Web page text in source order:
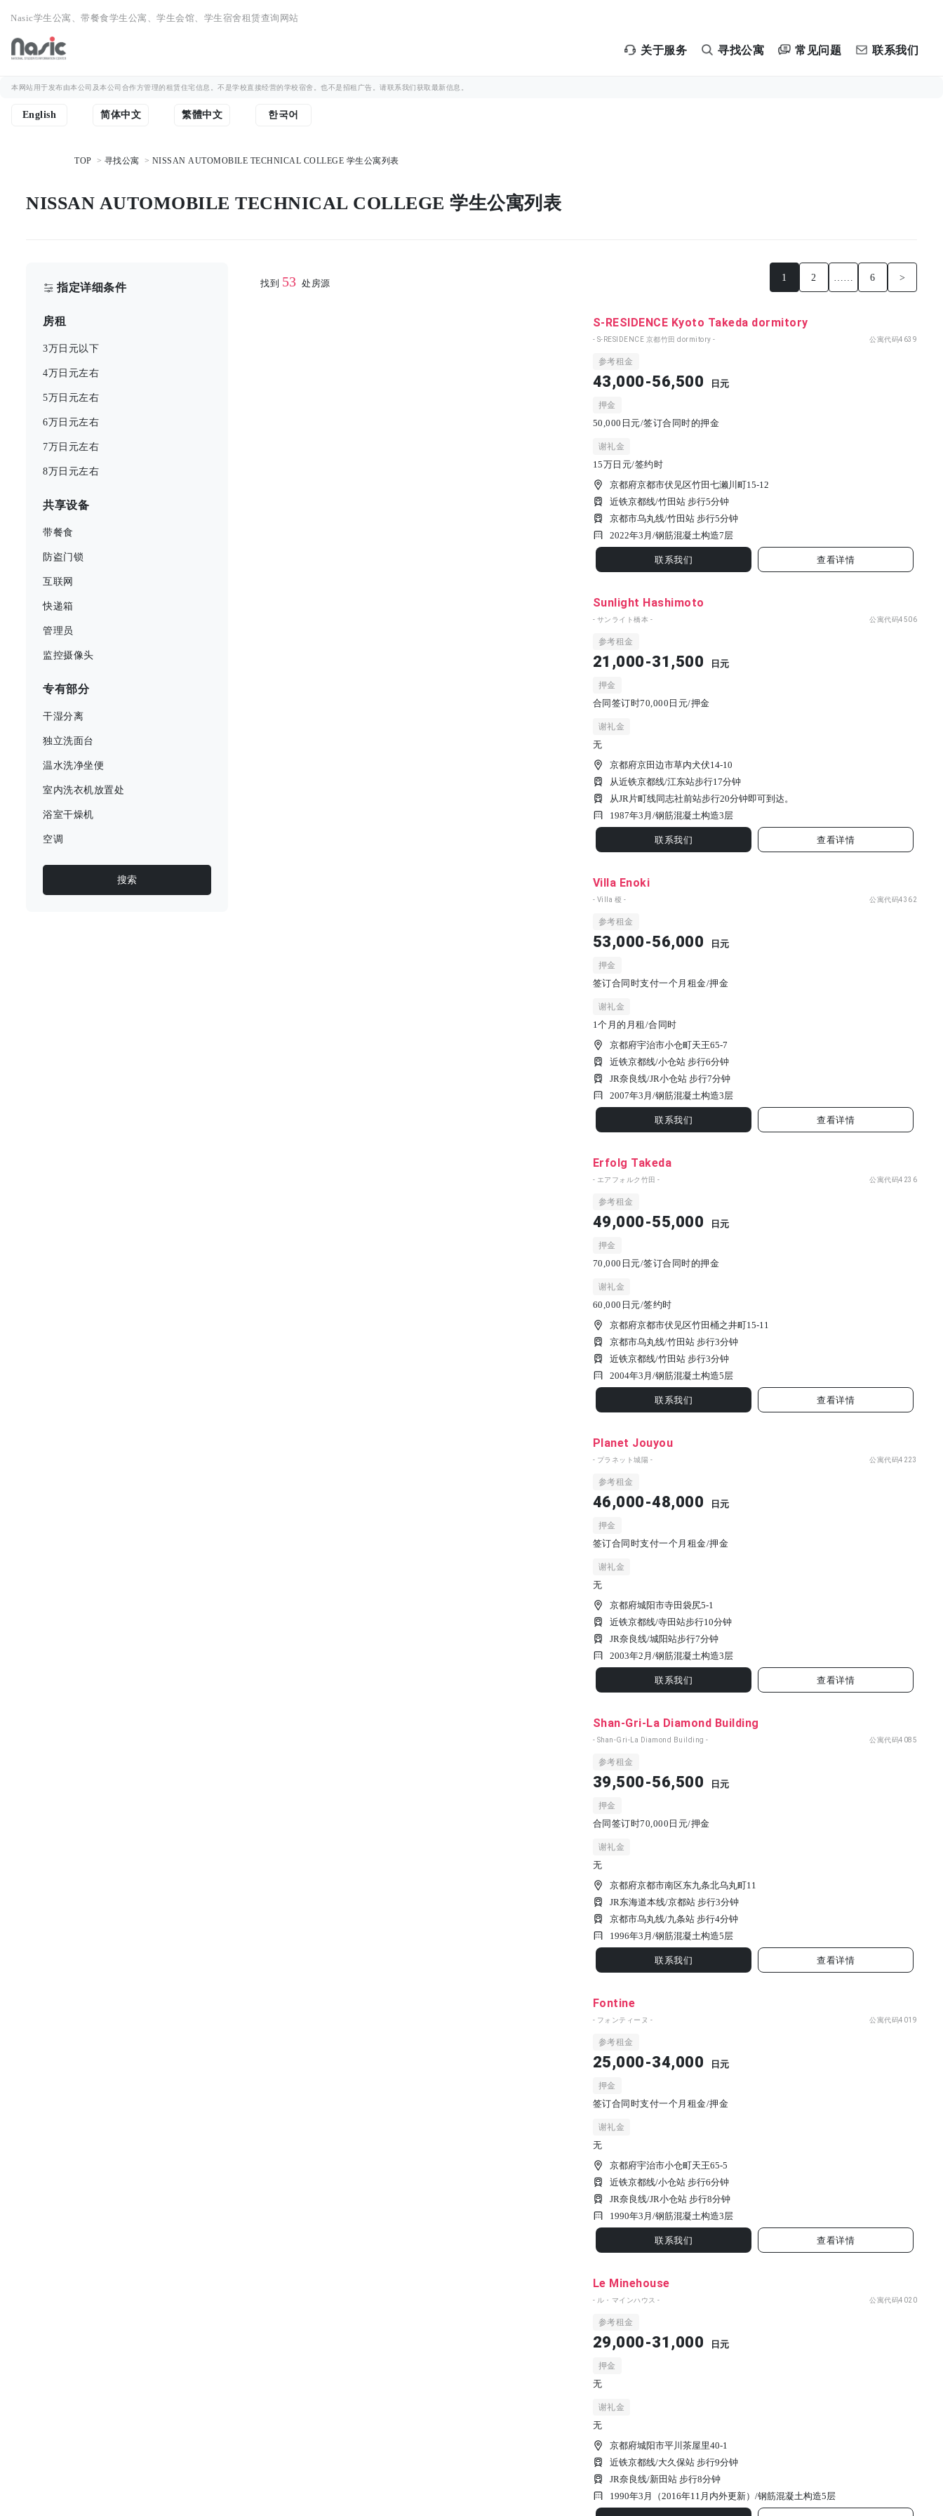
Nasic学生公寓、带餐食学生公寓、学生会馆、学生宿舍租赁查询网站
关于服务 寻找公寓 常见问题 联系我们
本网站用于发布由本公司及本公司合作方管理的租赁住宅信息。不是学校直接经营的学校宿舍。也不是招租广告。请联系我们获取最新信息。
English 简体中文 繁體中文 한국어
TOP 寻找公寓 NISSAN AUTOMOBILE TECHNICAL COLLEGE 学生公寓列表
NISSAN AUTOMOBILE TECHNICAL COLLEGE 学生公寓列表
指定详细条件
房租
3万日元以下
4万日元左右
5万日元左右
6万日元左右
7万日元左右
8万日元左右
共享设备
带餐食
防盗门锁
互联网
快递箱
管理员
监控摄像头
专有部分
干湿分离
独立洗面台
温水洗净坐便
室内洗衣机放置处
浴室干燥机
空调
搜索
找到 53 处房源
1 2 6 >
S-RESIDENCE Kyoto Takeda dormitory
- S-RESIDENCE 京都竹田 dormitory - 公寓代码4639
参考租金
43,000-56,500 日元
押金
50,000日元/签订合同时的押金
谢礼金
15万日元/签约时
京都府京都市伏见区竹田七濑川町15-12
近铁京都线/竹田站 步行5分钟
京都市乌丸线/竹田站 步行5分钟
2022年3月/钢筋混凝土构造7层
联系我们 查看详情
Sunlight Hashimoto
- サンライト橋本 - 公寓代码4506
参考租金
21,000-31,500 日元
押金
合同签订时70,000日元/押金
谢礼金
无
京都府京田边市草内犬伏14-10
从近铁京都线/江东站步行17分钟
从JR片町线同志社前站步行20分钟即可到达。
1987年3月/钢筋混凝土构造3层
联系我们 查看详情
Villa Enoki
- Villa 榎 - 公寓代码4362
参考租金
53,000-56,000 日元
押金
签订合同时支付一个月租金/押金
谢礼金
1个月的月租/合同时
京都府宇治市小仓町天王65-7
近铁京都线/小仓站 步行6分钟
JR奈良线/JR小仓站 步行7分钟
2007年3月/钢筋混凝土构造3层
联系我们 查看详情
Erfolg Takeda
- エアフォルク竹田 - 公寓代码4236
参考租金
49,000-55,000 日元
押金
70,000日元/签订合同时的押金
谢礼金
60,000日元/签约时
京都府京都市伏见区竹田桶之井町15-11
京都市乌丸线/竹田站 步行3分钟
近铁京都线/竹田站 步行3分钟
2004年3月/钢筋混凝土构造5层
联系我们 查看详情
Planet Jouyou
- プラネット城陽 - 公寓代码4223
参考租金
46,000-48,000 日元
押金
签订合同时支付一个月租金/押金
谢礼金
无
京都府城阳市寺田袋尻5-1
近铁京都线/寺田站步行10分钟
JR奈良线/城阳站步行7分钟
2003年2月/钢筋混凝土构造3层
联系我们 查看详情
Shan-Gri-La Diamond Building
- Shan-Gri-La Diamond Building - 公寓代码4085
参考租金
39,500-56,500 日元
押金
合同签订时70,000日元/押金
谢礼金
无
京都府京都市南区东九条北乌丸町11
JR东海道本线/京都站 步行3分钟
京都市乌丸线/九条站 步行4分钟
1996年3月/钢筋混凝土构造5层
联系我们 查看详情
Fontine
- フォンティーヌ - 公寓代码4019
参考租金
25,000-34,000 日元
押金
签订合同时支付一个月租金/押金
谢礼金
无
京都府宇治市小仓町天王65-5
近铁京都线/小仓站 步行6分钟
JR奈良线/JR小仓站 步行8分钟
1990年3月/钢筋混凝土构造3层
联系我们 查看详情
Le Minehouse
- ル・マインハウス - 公寓代码4020
参考租金
29,000-31,000 日元
押金
无
谢礼金
无
京都府城阳市平川茶屋里40-1
近铁京都线/大久保站 步行9分钟
JR奈良线/新田站 步行8分钟
1990年3月（2016年11月内外更新）/钢筋混凝土构造5层